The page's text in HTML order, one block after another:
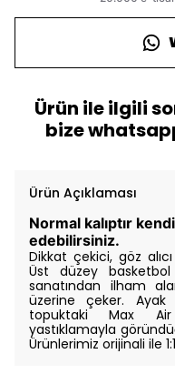
Ürün ile ilgili
bize
Ürün Açıklaması
Normal kalıptır
edebilirsiniz.
Dikkat çekici, göz
Üst düzey
sanatından ilham
üzerine çeker. Ayak
topuktaki Max
yastıklamayla
Ürünlerimiz orijinali ile